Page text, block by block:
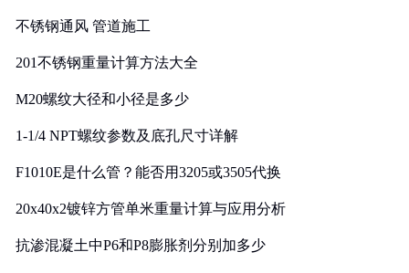
不锈钢通风 管道施工
201不锈钢重量计算方法大全
M20螺纹大径和小径是多少
1-1/4 NPT螺纹参数及底孔尺寸详解
F1010E是什么管？能否用3205或3505代换
20x40x2镀锌方管单米重量计算与应用分析
抗渗混凝土中P6和P8膨胀剂分别加多少